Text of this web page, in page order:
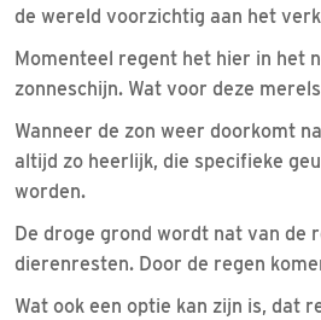
de wereld voorzichtig aan het
Momenteel regent het hier in het
zonneschijn. Wat voor deze
Wanneer de zon weer doorkomt
altijd zo heerlijk, die specifieke
worden.
De droge grond wordt nat van de
dierenresten. Door de regen
Wat ook een optie kan zijn is, dat